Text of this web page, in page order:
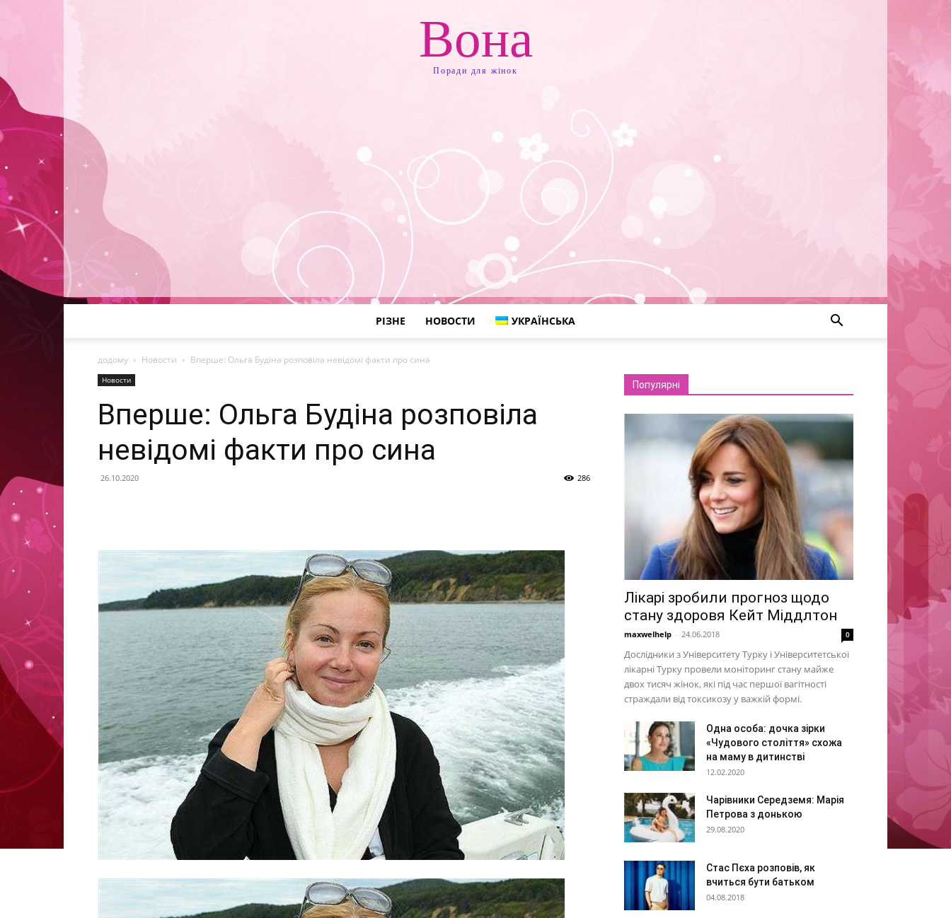
Вона
Поради для жінок
РІЗНЕ НОВОСТИ УКРАЇНСЬКА
додому Новости Вперше: Ольга Будіна розповіла невідомі факти про сина
Новости
Вперше: Ольга Будіна розповіла
невідомі факти про сина
26.10.2020 286
Популярні
Лікарі зробили прогноз щодо
стану здоровя Кейт Міддлтон
maxwelhelp - 24.06.2018 0
Дослідники з Університету Турку і Університетської
лікарні Турку провели моніторинг стану майже
двох тисяч жінок, які під час першої вагітності
страждали від токсикозу у важкій формі.
Одна особа: дочка зірки
«Чудового століття» схожа
на маму в дитинстві
12.02.2020
Чарівники Середземя: Марія
Петрова з донькою
29.08.2020
Стас Пєха розповів, як
вчиться бути батьком
04.08.2018